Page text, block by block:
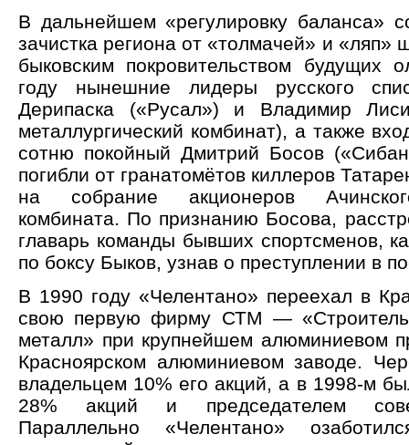
В дальнейшем «регулировку баланса»
зачистка региона от «толмачей» и «ляп»
быковским покровительством будущих
году нынешние лидеры русского
Дерипаска («Русал») и Владимир
металлургический комбинат), а также
сотню покойный Дмитрий Босов
погибли от гранатомётов киллеров
на собрание акционеров
комбината. По признанию Босова,
главарь команды бывших спортсменов,
по боксу Быков, узнав о преступлении в
В 1990 году «Челентано» переехал в
свою первую фирму СТМ ―
металл» при крупнейшем алюминиевом
Красноярском алюминиевом заводе.
владельцем 10% его акций, а в 1998-м
28% акций и председателем
Параллельно «Челентано»